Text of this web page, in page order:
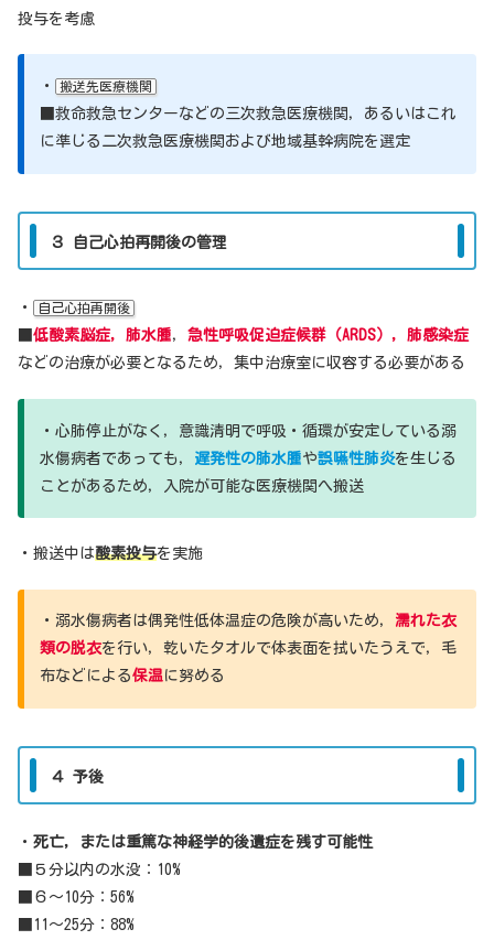
投与を考慮
・ 搬送先医療機関
■救命救急センターなどの三次救急医療機関，あるいはこれ
に準じる二次救急医療機関および地域基幹病院を選定
３ 自己心拍再開後の管理
・ 自己心拍再開後
低酸素脳症，肺水腫， 急性呼吸促迫症候群（ARDS），肺感染症
などの治療が必要となるため，集中治療室に収容する必要がある
・心肺停止がなく，意識清明で呼吸・循環が安定している溺
水傷病者であっても， 遅発性の肺水腫や誤嚥性肺炎を生じる
ことがあるため，入院が可能な医療機関へ搬送
・搬送中は酸素投与を実施
・溺水傷病者は偶発性低体温症の危険が高いため， 濡れた衣
類の脱衣を行い，乾いたタオルで体表面を拭いたうえで，毛
布などによる保温 に努める
４ 予後
・ 死亡，または重篤な神経学的後遺症を残す可能性
■５分以内の水没：10%
■６〜10分：56%
■11〜25分：88%